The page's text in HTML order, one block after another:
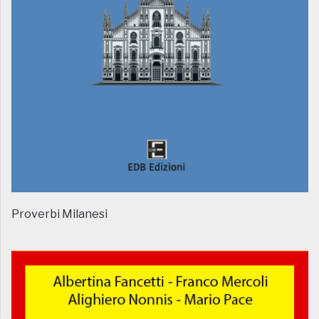
Proverbi Milanesi